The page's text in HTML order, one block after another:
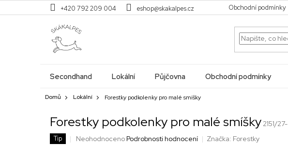
na
+420 792 209 004 eshop@skakalpes.cz Obchodní podmínky
Secondhand Lokální Půjčovna Obchodní podmínky
Domů Lokální Forestky podkolenky pro malé smíšky
Forestky podkolenky pro malé smíšky 2151/27-
Tip
Průměrné
NeohodnocenoPodrobnosti hodnocení Značka: Forestky